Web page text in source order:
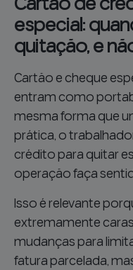
especial:
quitação, e
Cartão e cheque
entram como
mesma forma que
prática, o
crédito para quitar
operação faça
Isso é relevante
extremamente
mudanças para
fatura parcelada,